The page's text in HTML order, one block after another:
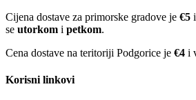
Cijena dostave za primorske gradove je €5
se utorkom i petkom.
Cena dostave na teritoriji Podgorice je €4 i
Korisni linkovi